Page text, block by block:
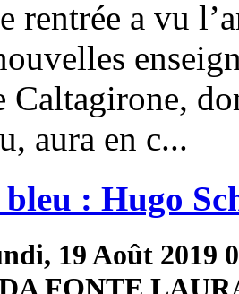
rentrée a vu
Caltagirone,
aura en c...
: Hugo
19 Août 2019